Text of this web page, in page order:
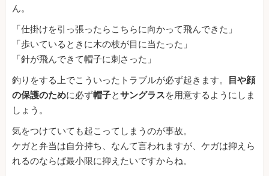
ん。
「仕掛けを引っ張ったらこちらに向かって飛んできた」
「歩いているときに木の枝が目に当たった」
「針が飛んできて帽子に刺さった」
釣りをする上でこういったトラブルが必ず起きます。
目や顔
の保護のために必ず帽子とサングラスを用意するようにしま
しょう。
気をつけていても起こってしまうのが事故。
ケガと弁当は自分持ち、なんて言われますが、ケガは抑えら
れるのならば最小限に抑えたいですからね。